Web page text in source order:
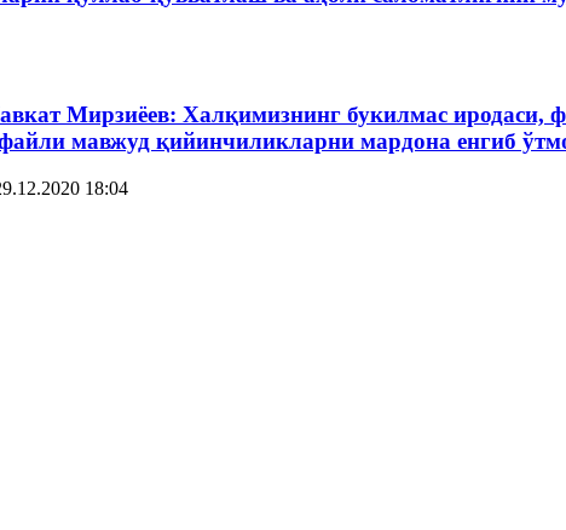
Мирзиёев: Халқимизнинг букилмас иродаси,
мавжуд қийинчиликларни мардона енгиб
18:04